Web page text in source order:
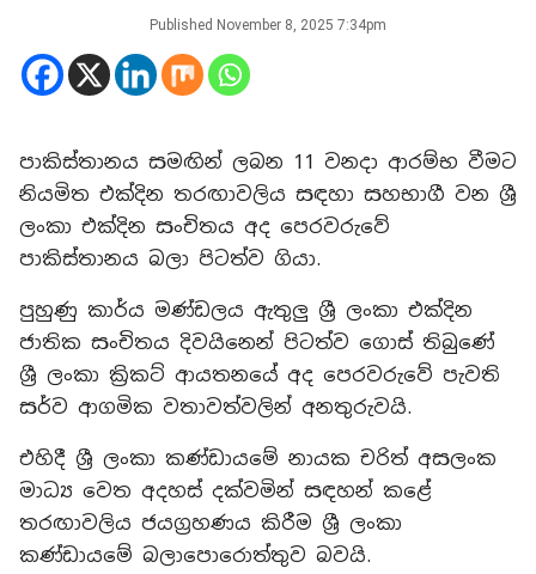
Published November 8, 2025 7:34pm
පාකිස්තානය සමඟින් ලබන 11 වනදා ආරම්භ වීමට
නියමිත එක්දින තරඟාවලිය සඳහා සහභාගී වන ශ්‍රී
ලංකා එක්දින සංචිතය අද පෙරවරුවේ
පාකිස්තානය බලා පිටත්ව ගියා.
පුහුණු කාර්ය මණ්ඩලය ඇතුලු ශ්‍රී ලංකා එක්දින
ජාතික සංචිතය දිවයිනෙන් පිටත්ව ගොස් තිබුණේ
ශ්‍රී ලංකා ක්‍රිකට් ආයතනයේ අද පෙරවරුවේ පැවති
සර්ව ආගමික වතාවත්වලින් අනතුරුවයි.
එහිදී ශ්‍රී ලංකා කණ්ඩායමේ නායක චරිත් අසලංක
මාධ්‍ය වෙත අදහස් දක්වමින් සඳහන් කළේ
තරඟාවලිය ජයග්‍රහණය කිරීම ශ්‍රී ලංකා
කණ්ඩායමේ බලාපොරොත්තුව බවයි.